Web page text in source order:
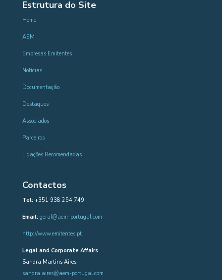
Estrutura do Site
Home
AEM
Empresas Emitentes
Notícias
Documentação
Destaques
Associados
Parceiros
Ligações Recomendadas
Contactos
Tel:+351 938 254 749
Email: geral@aem-portugal.com
http://www.emitentes.pt
Legal and Corporate Affairs
Sandra Martins Aires
sandra.aires@aem-portugal.com